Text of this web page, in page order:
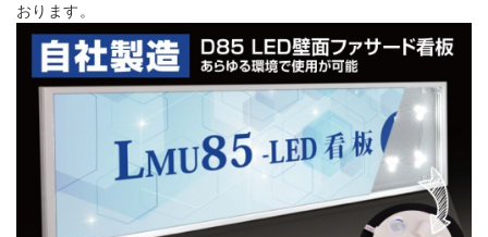
おります。